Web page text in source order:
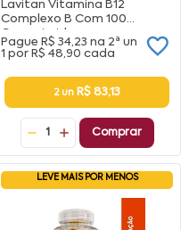
Lavitan Vitamina B12
Complexo B Com 100
Comprimidos
Pague R$ 34,23 na 2ª un
1 por R$ 48,90 cada
2 un R$ 83,13
1 Comprar
LEVE MAIS POR MENOS